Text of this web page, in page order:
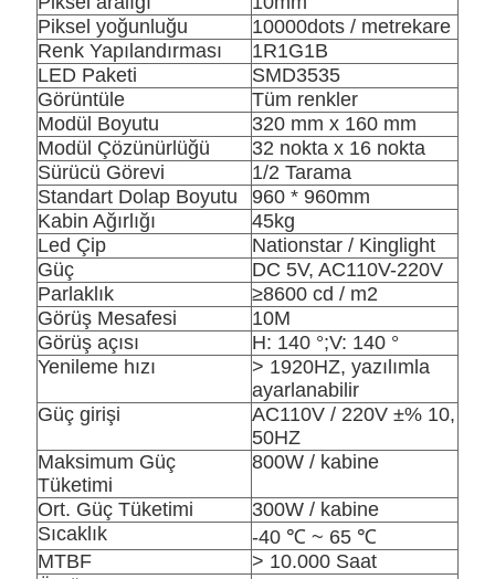
Piksel yoğunluğu
10000dots / metrekare
Renk Yapılandırması
1R1G1B
LED Paketi
SMD3535
Görüntüle
Tüm renkler
Modül Boyutu
320 mm x 160 mm
Modül Çözünürlüğü
32 nokta x 16 nokta
Sürücü Görevi
1/2 Tarama
Standart Dolap Boyutu
960 * 960mm
Kabin Ağırlığı
45kg
Led Çip
Nationstar / Kinglight
Güç
DC 5V, AC110V-220V
Parlaklık
≥8600 cd / m2
Görüş Mesafesi
10M
Görüş açısı
H: 140 °;V: 140 °
Yenileme hızı
> 1920HZ, yazılımla
ayarlanabilir
Güç girişi
AC110V / 220V ±% 10,
50HZ
Maksimum Güç
Tüketimi
800W / kabine
Ort. Güç Tüketimi
300W / kabine
Sıcaklık
-40 ℃ ~ 65 ℃
MTBF
> 10.000 Saat